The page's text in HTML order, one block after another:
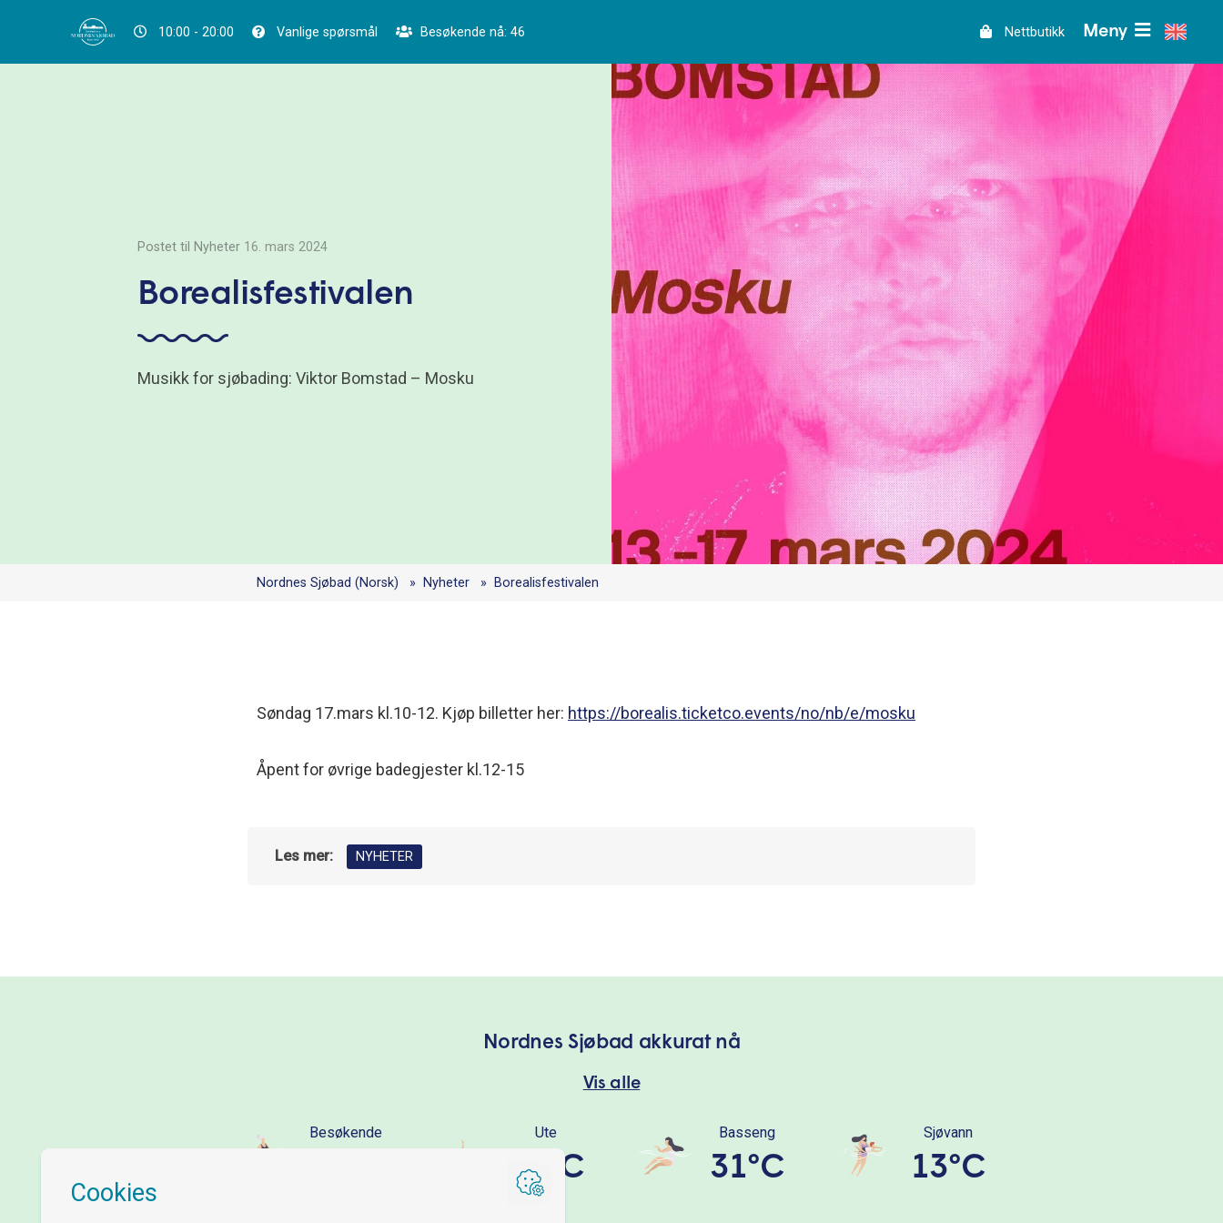
10:00 - 20:00 Vanlige spørsmål Besøkende nå: 46 Nettbutikk Meny
Postet til Nyheter 16. mars 2024
Borealisfestivalen
Musikk for sjøbading: Viktor Bomstad – Mosku
Nordnes Sjøbad (Norsk) Nyheter Borealisfestivalen
Søndag 17.mars kl.10-12. Kjøp billetter her: https://borealis.ticketco.events/no/nb/e/mosku
Åpent for øvrige badegjester kl.12-15
Les mer: NYHETER
Nordnes Sjøbad akkurat nå
Vis alle
Besøkende Ute
14°C
Basseng
31°C
Sjøvann
13°C